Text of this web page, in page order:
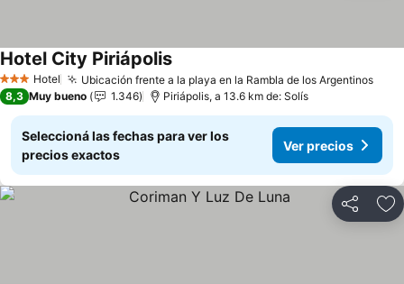
3 Estrellas
Hotel Ubicación frente a la playa en la Rambla de los Argentinos
Hotel City Piriápolis
8,3 Muy bueno 1.346 Piriápolis, a 13.6 km de: Solís
Seleccioná las fechas para ver los
precios exactos
Ver precios
Compartir